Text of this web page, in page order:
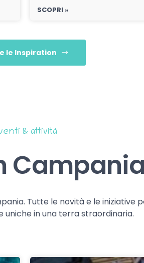
SCOPRI »
le Inspiration
& attività
Campania
Tutte le novità e le iniziative
uniche in una terra straordinaria.